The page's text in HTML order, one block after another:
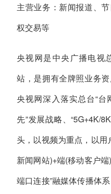
主营业务 ：新闻报道、
权交易等
央视网是中央广播电视
站，是拥有全牌照业务
央视网深入落实总台“
先”发展战略、“5G+4K/
头，以视频为重点，以用
新闻网站)+端(移动客户
端口连接”融媒体传播体